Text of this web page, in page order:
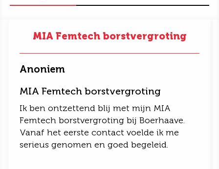
MIA Femtech borstvergroting
Anoniem
MIA Femtech borstvergroting
Ik ben ontzettend blij met mijn MIA
Femtech borstvergroting bij Boerhaave.
Vanaf het eerste contact voelde ik me
serieus genomen en goed begeleid.